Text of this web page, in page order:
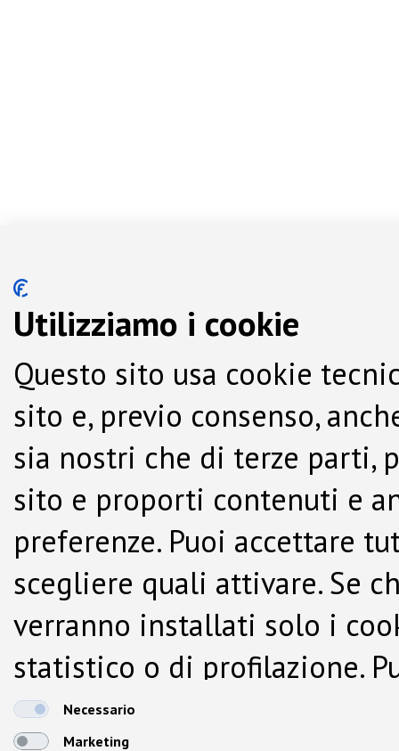
Utilizziamo i cookie
Questo sito usa cookie
sito e, previo consenso,
sia nostri che di terze parti,
sito e proporti contenuti e
preferenze. Puoi accettare
scegliere quali attivare. Se
verranno installati solo i
statistico o di profilazione.
dalla Cookie Policy.
Necessario
Marketing